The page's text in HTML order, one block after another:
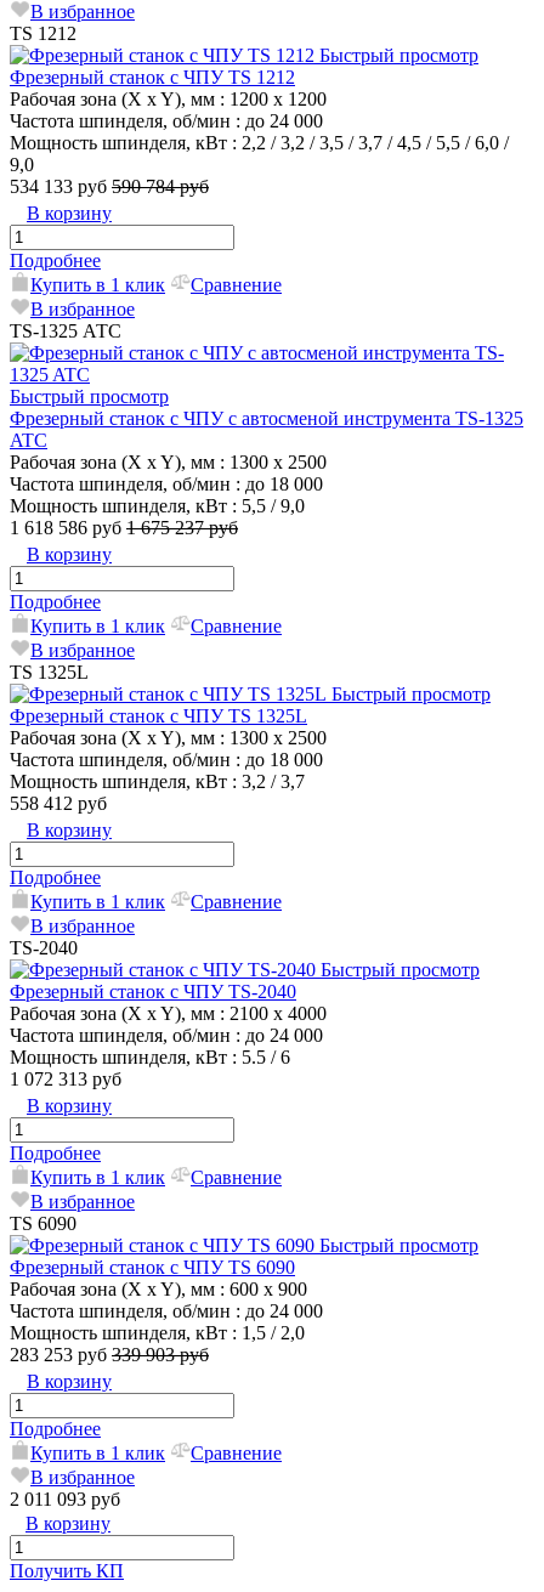
В избранное
TS 1212
Быстрый просмотр
Фрезерный станок с ЧПУ TS 1212
Рабочая зона (X x Y), мм : 1200 x 1200
Частота шпинделя, об/мин : до 24 000
Мощность шпинделя, кВт : 2,2 / 3,2 / 3,5 / 3,7 / 4,5 / 5,5 / 6,0 /
9,0
534 133 руб 590 784 руб
В корзину
Подробнее
Купить в 1 клик
Сравнение
В избранное
TS-1325 АТС
Быстрый просмотр
Фрезерный станок с ЧПУ с автосменой инструмента TS-1325
ATC
Рабочая зона (X x Y), мм : 1300 x 2500
Частота шпинделя, об/мин : до 18 000
Мощность шпинделя, кВт : 5,5 / 9,0
1 618 586 руб 1 675 237 руб
В корзину
Подробнее
Купить в 1 клик
Сравнение
В избранное
TS 1325L
Быстрый просмотр
Фрезерный станок с ЧПУ TS 1325L
Рабочая зона (X x Y), мм : 1300 x 2500
Частота шпинделя, об/мин : до 18 000
Мощность шпинделя, кВт : 3,2 / 3,7
558 412 руб
В корзину
Подробнее
Купить в 1 клик
Сравнение
В избранное
TS-2040
Быстрый просмотр
Фрезерный станок с ЧПУ TS-2040
Рабочая зона (X x Y), мм : 2100 x 4000
Частота шпинделя, об/мин : до 24 000
Мощность шпинделя, кВт : 5.5 / 6
1 072 313 руб
В корзину
Подробнее
Купить в 1 клик
Сравнение
В избранное
TS 6090
Быстрый просмотр
Фрезерный станок с ЧПУ TS 6090
Рабочая зона (X x Y), мм : 600 x 900
Частота шпинделя, об/мин : до 24 000
Мощность шпинделя, кВт : 1,5 / 2,0
283 253 руб 339 903 руб
В корзину
Подробнее
Купить в 1 клик
Сравнение
В избранное
2 011 093 руб
В корзину
Получить КП